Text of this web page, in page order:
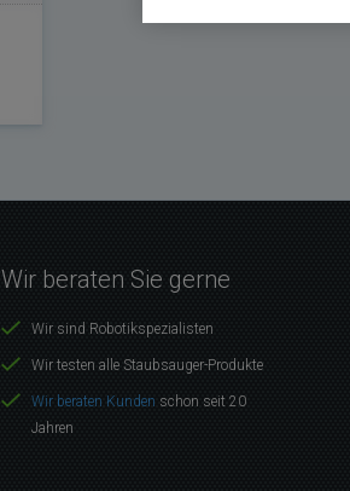
Wir beraten Sie gerne
Wir sind Robotikspezialisten
Wir testen alle Staubsauger-Produkte
Wir beraten Kunden schon seit 20
Jahren